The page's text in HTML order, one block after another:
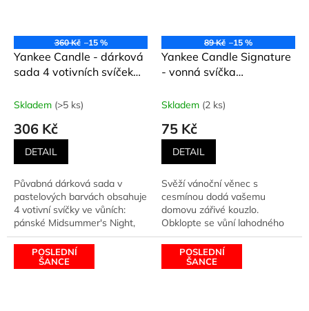
360 Kč –15 %
Yankee Candle - dárková
sada 4 votivních svíček
Skladem (>5 ks)
306 Kč
DETAIL
Půvabná dárková sada v
pastelových barvách obsahuje
4 votivní svíčky ve vůních:
pánské Midsummer's Night,
čisté a svěží Soft...
89 Kč –15 %
Yankee Candle Signature
- vonná svíčka
WINTERBERRY (Jiskrné
Skladem (2 ks)
75 Kč
DETAIL
Svěží vánoční věnec s
cesmínou dodá vašemu
domovu zářivé kouzlo.
Obklopte se vůní lahodného
granátového jablka,
balzámové jedle a...
POSLEDNÍ
ŠANCE
POSLEDNÍ
ŠANCE